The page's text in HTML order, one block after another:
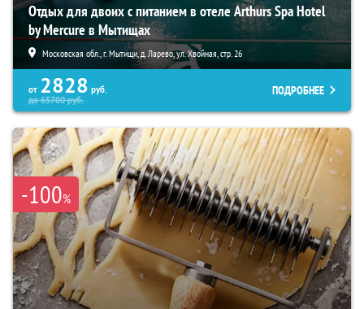
Отдых для двоих с питанием в отеле Arthurs Spa Hotel
by Mercure в Мытищах
Московская обл., г. Мытищи, д. Ларево, ул. Хвойная, стр. 26
от 2828 руб.
до65700руб.
ПОДРОБНЕЕ
-100%